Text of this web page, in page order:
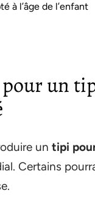
à l’âge de l’enfant
pour un
un tipi
Certains